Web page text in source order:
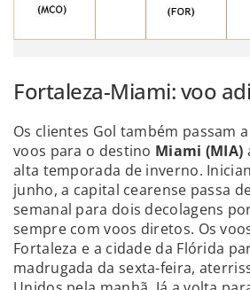
Fortaleza-Miami: voo
Os clientes Gol também passam
voos para o destino Miami (MIA)
alta temporada de inverno.
junho, a capital cearense passa
semanal para dois decolagens
sempre com voos diretos. Os
Fortaleza e a cidade da Flórida
madrugada da sexta-feira,